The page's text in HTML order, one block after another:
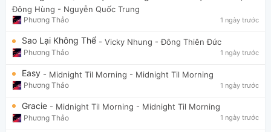
Đông Hùng - Nguyễn Quốc Trung
Phương Thảo 1 ngày trước
Sao Lại Không Thể - Vicky Nhung - Đông Thiên Đức
Phương Thảo 1 ngày trước
Easy - Midnight Til Morning - Midnight Til Morning
Phương Thảo 1 ngày trước
Gracie - Midnight Til Morning - Midnight Til Morning
Phương Thảo 1 ngày trước